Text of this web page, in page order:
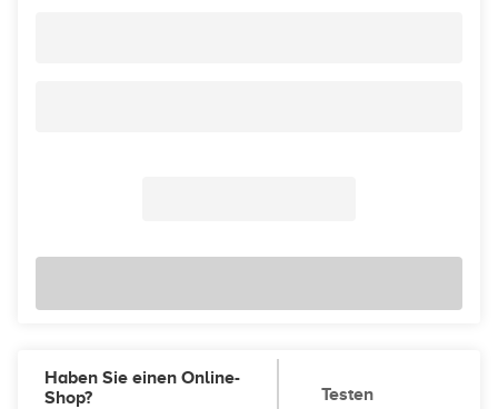
Haben Sie einen Online-
Shop?
Testen